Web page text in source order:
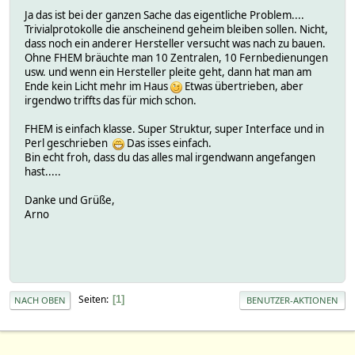
Ja das ist bei der ganzen Sache das eigentliche Problem....
Trivialprotokolle die anscheinend geheim bleiben sollen. Nicht,
dass noch ein anderer Hersteller versucht was nach zu bauen.
Ohne FHEM bräuchte man 10 Zentralen, 10 Fernbedienungen
usw. und wenn ein Hersteller pleite geht, dann hat man am
Ende kein Licht mehr im Haus
Etwas übertrieben, aber
irgendwo triffts das für mich schon.
FHEM is einfach klasse. Super Struktur, super Interface und in
Perl geschrieben
Das isses einfach.
Bin echt froh, dass du das alles mal irgendwann angefangen
hast.....
Danke und Grüße,
Arno
NACH OBEN Seiten 1 BENUTZER-AKTIONEN